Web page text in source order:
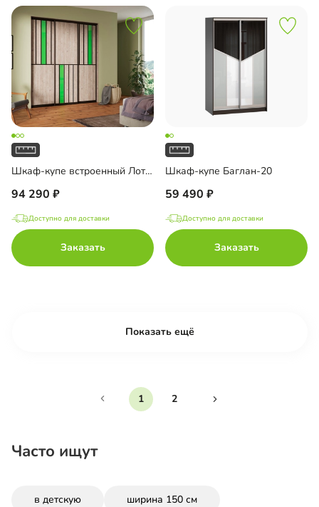
Шкаф-купе встроенный Лотон-23
94 290
Доступно для доставки
Заказать
Шкаф-купе Баглан-20
59 490
Доступно для доставки
Заказать
Показать ещё
1 2
Часто ищут
в детскую ширина 150 см